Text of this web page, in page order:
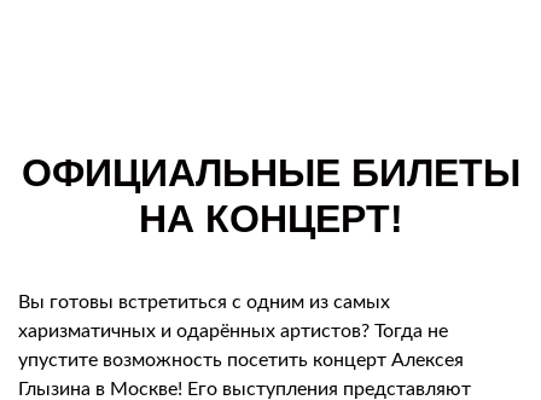
ОФИЦИАЛЬНЫЕ БИЛЕТЫ
НА КОНЦЕРТ!
Вы готовы встретиться с одним из самых
харизматичных и одарённых артистов? Тогда не
упустите возможность посетить концерт Алексея
Глызина в Москве! Его выступления представляют